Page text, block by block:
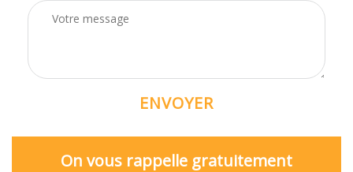
On vous rappelle gratuitement